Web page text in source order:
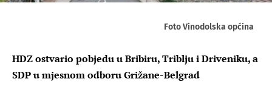
Foto Vinodolska općina
HDZ ostvario pobjedu u Bribiru, Triblju i Driveniku, a
SDP u mjesnom odboru Grižane-Belgrad